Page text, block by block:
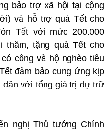
bảo trợ xã hội tại cộng
và hỗ trợ quà Tết cho
Tết với mức 200.000
thăm, tặng quà Tết cho
công và hộ nghèo tiêu
đảm bảo cung ứng kịp
dân với tổng giá trị dự trữ
nghị Thủ tướng Chính